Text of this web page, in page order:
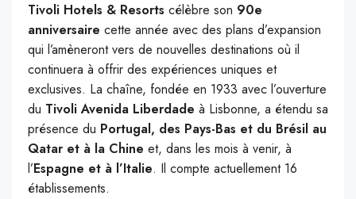
Tivoli Hotels & Resorts célèbre son 90e
anniversaire cette année avec des plans d’expansion
qui l’amèneront vers de nouvelles destinations où il
continuera à offrir des expériences uniques et
exclusives. La chaîne, fondée en 1933 avec l’ouverture
du Tivoli Avenida Liberdade à Lisbonne, a étendu sa
présence du Portugal, des Pays-Bas et du Brésil au
Qatar et à la Chine et, dans les mois à venir, à
l’Espagne et à l’Italie. Il compte actuellement 16
établissements.